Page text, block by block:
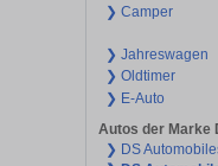
❯ Camper
❯ Jahreswagen
❯ Oldtimer
❯ E-Auto
Autos der Marke
❯ DS